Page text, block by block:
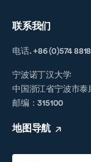
联系我们
电话. +86 (0)574
宁波诺丁汉大学
中国浙江省宁波市泰
邮编：315100
地图导航